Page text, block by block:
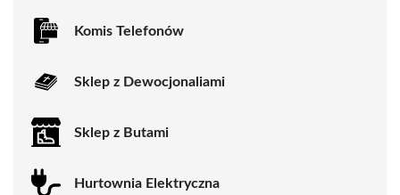
Komis Telefonów
Sklep z Dewocjonaliami
Sklep z Butami
Hurtownia Elektryczna